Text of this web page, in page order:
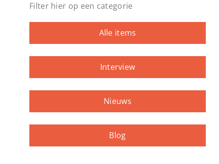
Filter hier op een categorie
Alle items
Interview
Nieuws
Blog